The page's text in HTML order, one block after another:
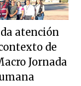
atención
de
Jornada